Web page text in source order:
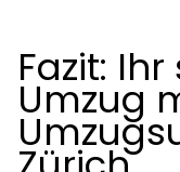
Fazit:
Umzug